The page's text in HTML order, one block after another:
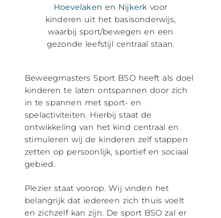
Hoevelaken en Nijkerkvoor
kinderen uit het basisonderwijs,
waarbij sport/bewegen en een
gezonde leefstijl centraal staan.
Beweegmasters Sport BSO heeft als doel
kinderen te laten ontspannen door zich
in te spannen met sport- en
spelactiviteiten. Hierbij staat de
ontwikkeling van het kind centraal en
stimuleren wij de kinderen zelf stappen
zetten op persoonlijk, sportief en sociaal
gebied.
Plezier staat voorop. Wij vinden het
belangrijk dat iedereen zich thuis voelt
en zichzelf kan zijn. De sport BSO zal er